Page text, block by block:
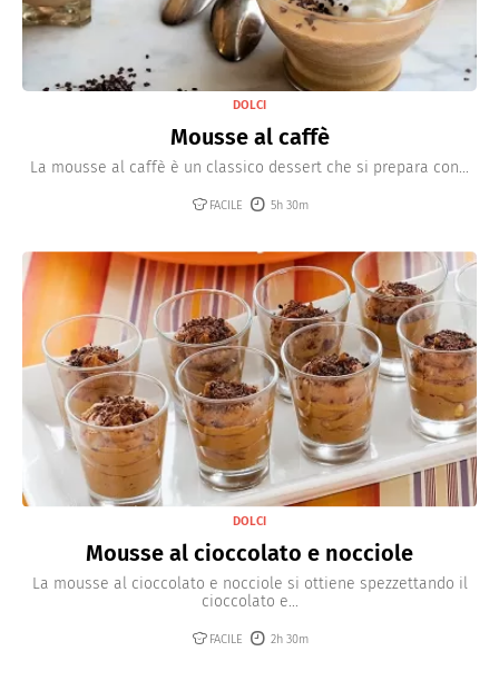
DOLCI
Mousse al caffè
La mousse al caffè è un classico dessert che si prepara con...
FACILE 5h 30m
DOLCI
Mousse al cioccolato e nocciole
La mousse al cioccolato e nocciole si ottiene spezzettando il
cioccolato e...
FACILE 2h 30m